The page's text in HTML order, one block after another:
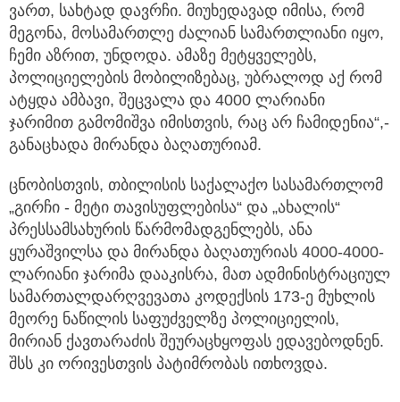
ვართ, სახტად დავრჩი. მიუხედავად იმისა, რომ
მეგონა, მოსამართლე ძალიან სამართლიანი იყო,
ჩემი აზრით, უნდოდა. ამაზე მეტყველებს,
პოლიციელების მობილიზებაც, უბრალოდ აქ რომ
ატყდა ამბავი, შეცვალა და 4000 ლარიანი
ჯარიმით გამომიშვა იმისთვის, რაც არ ჩამიდენია“,-
განაცხადა მირანდა ბაღათურიამ.
ცნობისთვის, თბილისის საქალაქო სასამართლომ
„გირჩი - მეტი თავისუფლებისა“ და „ახალის“
პრესსამსახურის წარმომადგენლებს, ანა
ყურაშვილსა და მირანდა ბაღათურიას 4000-4000-
ლარიანი ჯარიმა დააკისრა, მათ ადმინისტრაციულ
სამართალდარღვევათა კოდექსის 173-ე მუხლის
მეორე ნაწილის საფუძველზე პოლიციელის,
მირიან ქავთარაძის შეურაცხყოფას ედავებოდნენ.
შსს კი ორივესთვის პატიმრობას ითხოვდა.